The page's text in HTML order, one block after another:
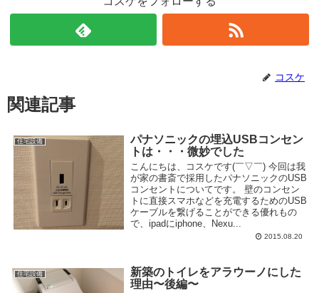
コスケ
関連記事
住宅設備
パナソニックの埋込USBコンセン
トは・・・微妙でした
こんにちは、コスケです(￣▽￣) 今回は我
が家の書斎で採用したパナソニックのUSB
コンセントについてです。 壁のコンセン
トに直接スマホなどを充電するためのUSB
ケーブルを繋げることができる優れもの
で、ipadにiphone、Nexu...
2015.08.20
住宅設備
新築のトイレをアラウーノにした
理由〜後編〜